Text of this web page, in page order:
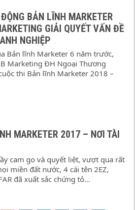
BẢN LĨNH MARKETER
GIẢI QUYẾT VẤN ĐỀ
NGHIỆP
Bản lĩnh Marketer 6 năm trước,
Marketing ĐH Ngoại Thương
thi Bản lĩnh Marketer 2018 –
MARKETER 2017 – NƠI TÀI
cam go và quyết liệt, vượt qua rất
miền đất nước, 4 cái tên 2EZ,
đã xuất sắc chứng tỏ…